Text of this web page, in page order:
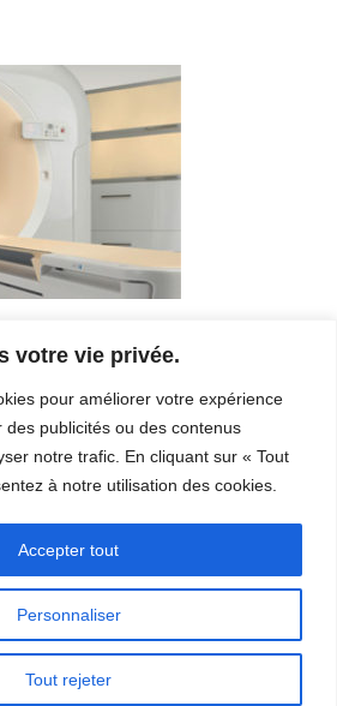
votre vie privée.
pour améliorer votre expérience
publicités ou des contenus
notre trafic. En cliquant sur « Tout
à notre utilisation des cookies.
Personnaliser
Tout rejeter
Accepter tout
Services
Qualité
Certifications
Tous droits réservés -Politique de